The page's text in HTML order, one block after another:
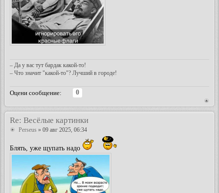
– Да у вас тут бардак какой-то!
– Что значит "какой-то"? Лучший в городе!
Оцени сообщение:
0
Re: Весёлые картинки
Perseus » 09 авг 2025, 06:34
Блять, уже щупать надо